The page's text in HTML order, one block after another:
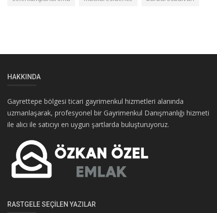
HAKKINDA
Gayrettepe bölgesi ticari gayrimenkul hizmetleri alanında
uzmanlaşarak, profesyonel bir Gayrimenkul Danışmanlığı hizmeti
ile alıcı ile satıcıyı en uygun şartlarda buluşturuyoruz.
RASTGELE SEÇILEN YAZILAR